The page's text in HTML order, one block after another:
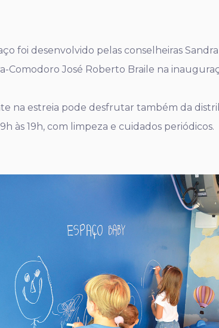
foi desenvolvido pelas conselheiras
Comodoro José Roberto Braile na
na estreia pode desfrutar também da
às 19h, com limpeza e cuidados periódicos.